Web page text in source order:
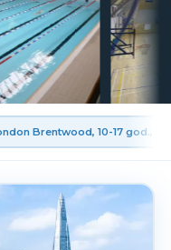
Brentwood, 10-17 god.,